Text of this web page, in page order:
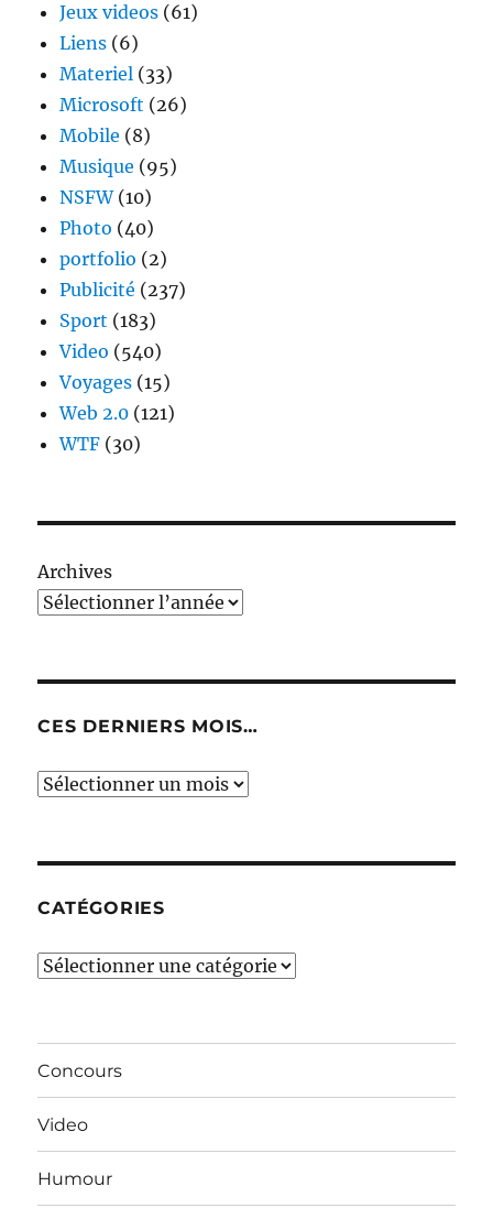
Jeux videos (61)
Liens (6)
Materiel (33)
Microsoft (26)
Mobile (8)
Musique (95)
NSFW(10)
Photo (40)
portfolio (2)
Publicité (237)
Sport (183)
Video (540)
Voyages (15)
Web 2.0 (121)
WTF (30)
Archives
CES DERNIERS MOIS…
Ces
CATÉGORIES
Catégories
Concours
Video
Humour